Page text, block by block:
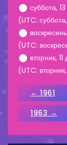
суббота,
(UTC:
(UTC:
вторник,
(UTC:
← 1961
1963 →